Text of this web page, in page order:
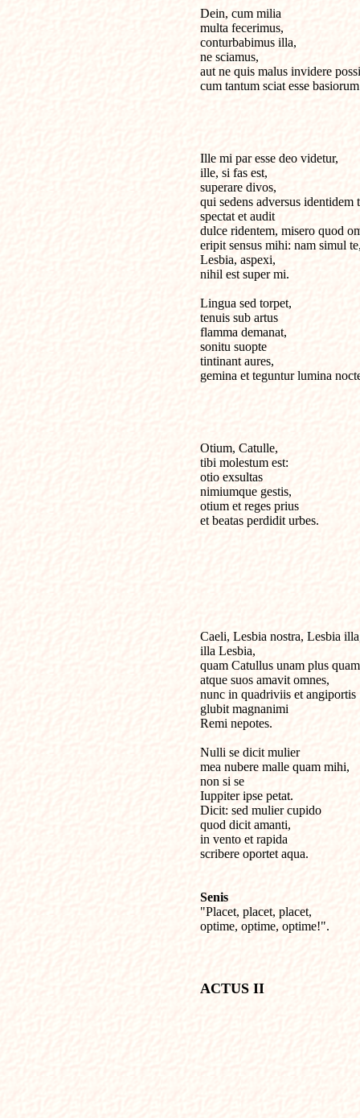
Dein, cum milia
multa fecerimus,
conturbabimus illa,
ne sciamus,
aut ne quis malus invidere
cum tantum sciat esse
Ille mi par esse deo videtur,
ille, si fas est,
superare divos,
qui sedens adversus identidem
spectat et audit
dulce ridentem, misero quod
eripit sensus mihi: nam simul
Lesbia, aspexi,
nihil est super mi.
Lingua sed torpet,
tenuis sub artus
flamma demanat,
sonitu suopte
tintinant aures,
gemina et teguntur lumina
Otium, Catulle,
tibi molestum est:
otio exsultas
nimiumque gestis,
otium et reges prius
et beatas perdidit urbes.
Caeli, Lesbia nostra, Lesbia
illa Lesbia,
quam Catullus unam plus
atque suos amavit omnes,
nunc in quadriviis et angiportis
glubit magnanimi
Remi nepotes.
Nulli se dicit mulier
mea nubere malle quam mihi,
non si se
Iuppiter ipse petat.
Dicit: sed mulier cupido
quod dicit amanti,
in vento et rapida
scribere oportet aqua.
Senis
"Placet, placet, placet,